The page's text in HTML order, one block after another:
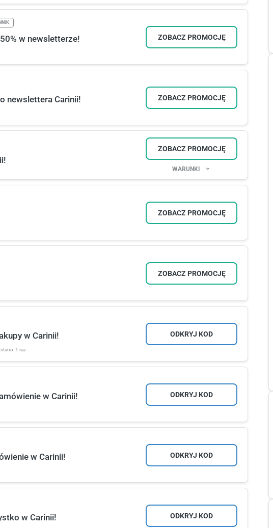
w newsletterze! ZOBACZ PROMOCJĘ
newslettera Carinii! ZOBACZ PROMOCJĘ
ZOBACZ PROMOCJĘ
WARUNKI
ZOBACZ PROMOCJĘ
ZOBACZ PROMOCJĘ
w Carinii!
1 raz
ODKRYJ KOD
w Carinii! ODKRYJ KOD
w Carinii! ODKRYJ KOD
w Carinii! ODKRYJ KOD